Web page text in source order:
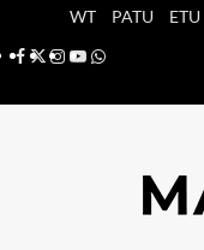
WT PATU ETU
Facebook
X Instagram
YouTube
Whatsapp